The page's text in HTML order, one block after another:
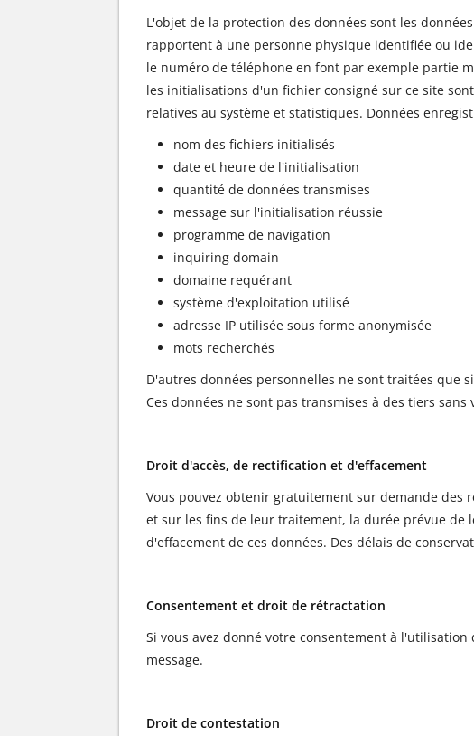
L'objet de la protection des données sont les
rapportent à une personne physique identifiée ou
le numéro de téléphone en font par exemple partie
les initialisations d'un fichier consigné sur ce site
relatives au système et statistiques. Données
nom des fichiers initialisés
date et heure de l'initialisation
quantité de données transmises
message sur l'initialisation réussie
programme de navigation
inquiring domain
domaine requérant
système d'exploitation utilisé
adresse IP utilisée sous forme anonymisée
mots recherchés
D'autres données personnelles ne sont traitées que
Ces données ne sont pas transmises à des tiers sans
Droit d'accès, de rectification et d'effacement
Vous pouvez obtenir gratuitement sur demande des
et sur les fins de leur traitement, la durée prévue
d'effacement de ces données. Des délais de
Consentement et droit de rétractation
Si vous avez donné votre consentement à
message.
Droit de contestation